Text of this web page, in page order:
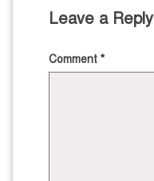
Leave a Reply
Comment *